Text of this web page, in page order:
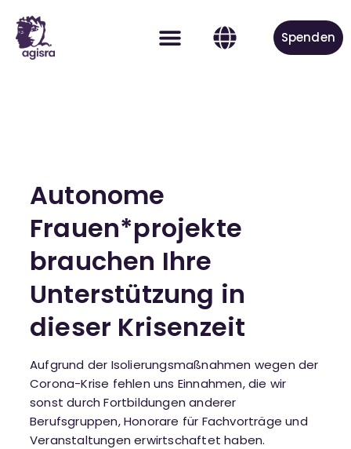
Spenden
Autonome
Frauen*projekte
brauchen Ihre
Unterstützung in
dieser Krisenzeit
Aufgrund der Isolierungsmaßnahmen wegen der
Corona-Krise fehlen uns Einnahmen, die wir
sonst durch Fortbildungen anderer
Berufsgruppen, Honorare für Fachvorträge und
Veranstaltungen erwirtschaftet haben.